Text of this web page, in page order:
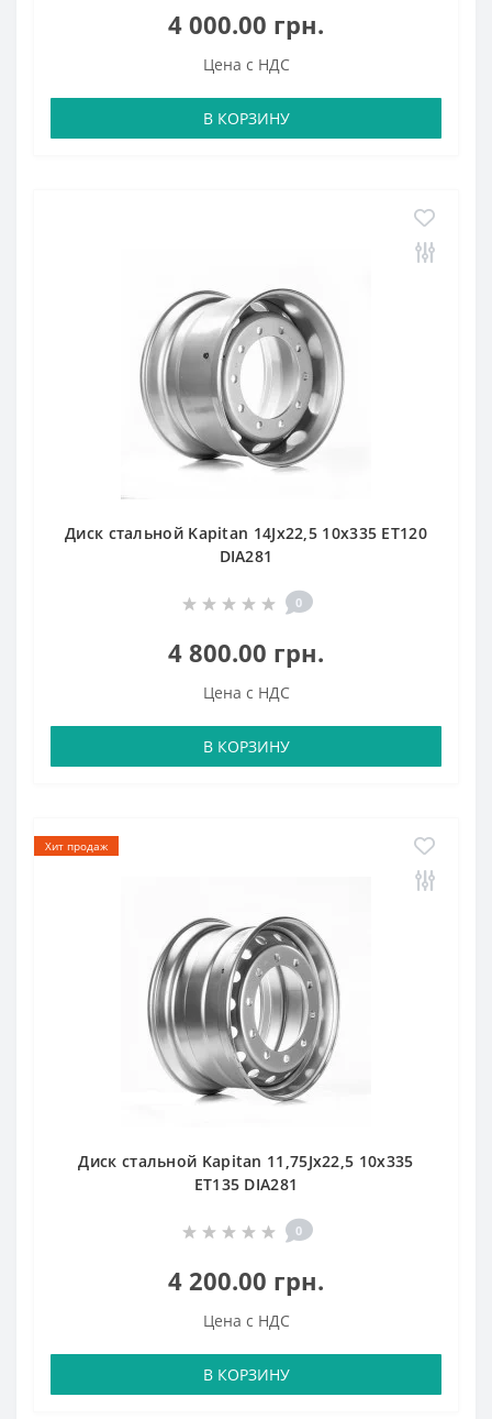
4 000.00 грн.
Цена с НДС
В КОРЗИНУ
Диск стальной Kapitan 14Jx22,5 10x335 ET120
DIA281
0
4 800.00 грн.
Цена с НДС
В КОРЗИНУ
Хит продаж
Диск стальной Kapitan 11,75Jx22,5 10x335
ET135 DIA281
0
4 200.00 грн.
Цена с НДС
В КОРЗИНУ